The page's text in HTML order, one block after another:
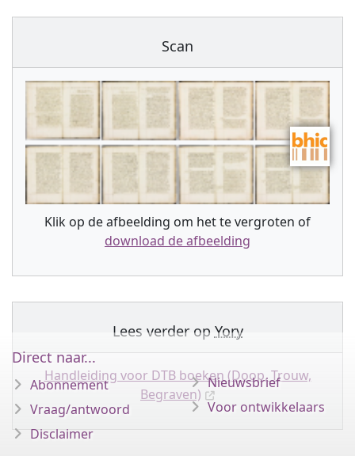
Scan
Klik op de afbeelding om het te vergroten of
download de afbeelding
Lees verder op Yory
Handleiding voor DTB boeken (Doop, Trouw,
Begraven)
Direct naar...
Abonnement
Vraag/antwoord
Disclaimer
Nieuwsbrief
Voor ontwikkelaars